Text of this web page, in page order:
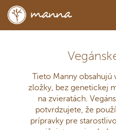
Tieto Manny obsahujú
zložky, bez genetickej
na zvieratách.
potvrdzujete, že
prípravky pre